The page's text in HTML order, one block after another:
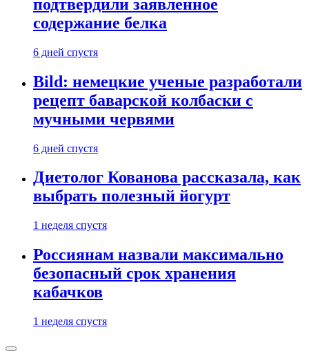
подтвердили заявленное
содержание белка
6 дней спустя
Bild: немецкие ученые разработали
рецепт баварской колбаски с
мучными червями
6 дней спустя
Диетолог Кованова рассказала, как
выбрать полезный йогурт
1 неделя спустя
Россиянам назвали максимально
безопасный срок хранения
кабачков
1 неделя спустя